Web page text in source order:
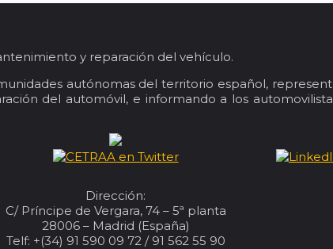
y reparación del vehículo.
autónomas del territorio español,
del automóvil, e informando a los
Dirección:
C/ Príncipe de Vergara, 74 – 5ª planta
28006 – Madrid (España)
Telf: +(34) 91 590 09 72 / 91 562 55 90